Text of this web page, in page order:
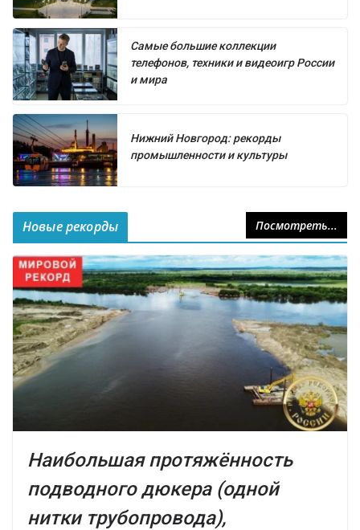
Самые большие коллекции
телефонов, техники и видеоигр России
и мира
Нижний Новгород: рекорды
промышленности и культуры
Новые рекорды Посмотреть...
Наибольшая протяжённость
подводного дюкера (одной
нитки трубопровода),